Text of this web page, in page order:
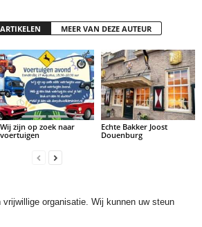
MEER VAN DEZE AUTEUR
Wij zijn op zoek naar
voertuigen
Echte Bakker Joost
Douenburg
vrijwillige organisatie. Wij kunnen uw steun